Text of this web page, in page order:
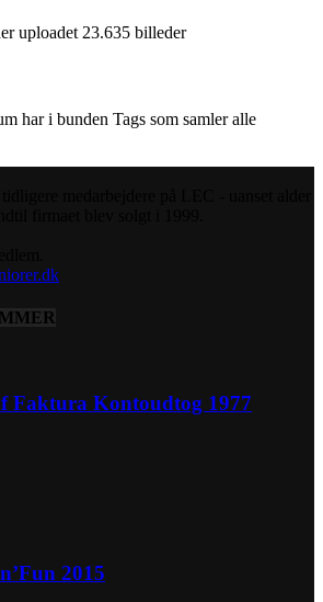
uploadet 23.635 billeder
har i bunden Tags som samler alle
Faktura Kontoudtog 1977
2015